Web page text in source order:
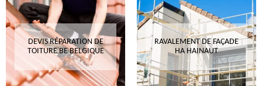
DEVIS RÉPARATION DE
TOITURE BE BELGIQUE
RAVALEMENT DE FAÇADE
HA HAINAUT